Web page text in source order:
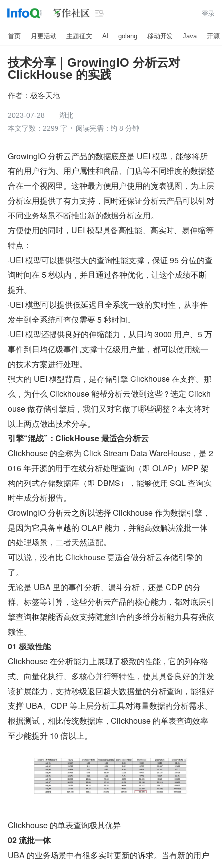
 登录
首页 月更活动 主题征文 AI golang 移动开发 Java 开源
技术分享｜GrowingIO 分析云对
ClickHouse 的实践
作者： 极客天地
2023-07-28
湖北
本文字数：2299 字
阅读完需：约 8 分钟
GrowingIO 分析云产品的数据底座是 UEI 模型，能够将所
有的用户行为、用户属性和商品、门店等不同维度的数据整
合在一个视图里。这种最方便用户使用的宽表视图，为上层
分析应用提供了有力支持，同时还保证分析云产品可以针对
不同业务场景不断推出新的数据分析应用。
方便使用的同时，UEI 模型具备高性能、高实时、易伸缩等
特点：
·UEI 模型可以提供强大的查询性能支撑，保证 95 分位的查
询时间在 5 秒以内，并且通过各种优化，让这个成绩不断
提升。
·UEI 模型可以提供低延迟且全系统一致的实时性，从事件
发生到全系统可查仅需要 5 秒时间。
·UEI 模型还提供良好的伸缩能力，从日均 3000 用户、5 万
事件到日均亿级事件,支撑十亿级用户量，都可以使用统一
的技术方案进行处理。
强大的 UEI 模型背后，是存储引擎 Clickhouse 在支撑。那
么，为什么 Clickhouse 能帮分析云做到这些？选定 Clickh
ouse 做存储引擎后，我们又对它做了哪些调整？本文将对
以上两点做出技术分享。
引擎“混战”：ClickHouse 最适合分析云
Clickhouse 的全称为 Click Stream Data WareHouse，是 2
016 年开源的用于在线分析处理查询（即 OLAP）MPP 架
构的列式存储数据库（即 DBMS），能够使用 SQL 查询实
时生成分析报告。
GrowingIO 分析云之所以选择 Clickhouse 作为数据引擎，
是因为它具备卓越的 OLAP 能力，并能高效解决流批一体
的处理场景，二者天然适配。
可以说，没有比 Clickhouse 更适合做分析云存储引擎的
了。
无论是 UBA 里的事件分析、漏斗分析，还是 CDP 的分
群、标签等计算，这些分析云产品的核心能力，都对底层引
擎查询框架能否高效支持随意组合的多维分析能力具有强依
赖性。
01 极致性能
Clickhouse 在分析能力上展现了极致的性能，它的列存格
式、向量化执行、多核心并行等特性，使其具备良好的并发
读扩展能力，支持秒级返回超大数据量的分析查询，能很好
支撑 UBA、CDP 等上层分析工具对海量数据的分析需求。
根据测试，相比传统数据库，Clickhouse 的单表查询效率
至少能提升 10 倍以上。
Clickhouse 的单表查询极其优异
02 流批一体
UBA 的业务场景中有很多实时更新的诉求。当有新的用户